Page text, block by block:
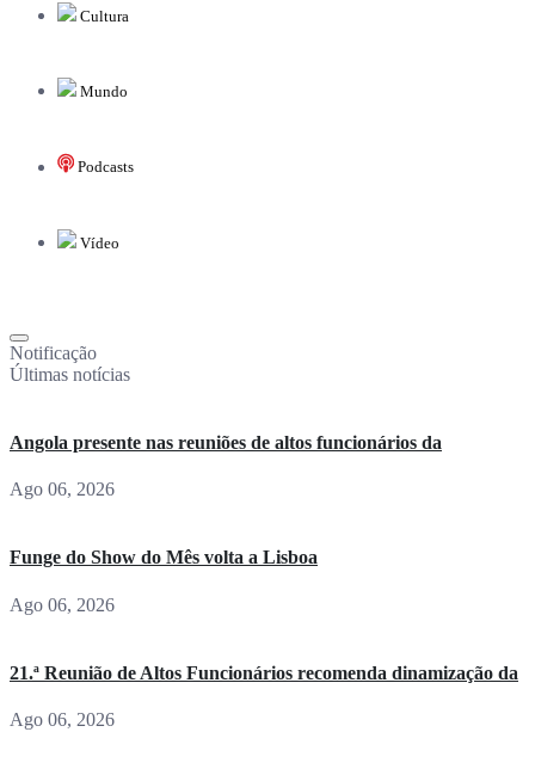
Cultura
Mundo
Podcasts
Vídeo
Notificação
Últimas notícias
Angola presente nas reuniões de altos funcionários da
Ago 06, 2026
Funge do Show do Mês volta a Lisboa
Ago 06, 2026
21.ª Reunião de Altos Funcionários recomenda dinamização da
Ago 06, 2026